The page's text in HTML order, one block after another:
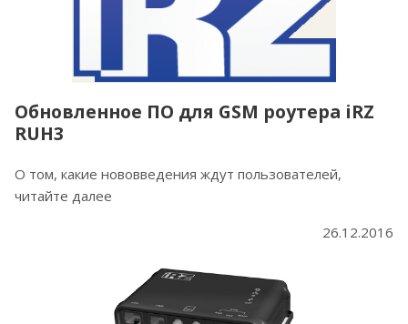
Обновленное ПО для GSM роутера iRZ
RUH3
О том, какие нововведения ждут пользователей,
читайте далее
26.12.2016